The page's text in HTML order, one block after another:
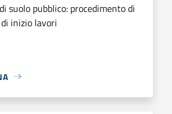
suolo pubblico: procedimento di
inizio lavori